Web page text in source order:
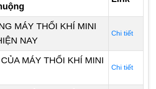
MÁY THỔI KHÍ MINI
NAY
Chi tiết
MÁY THỔI KHÍ MINI
Chi tiết